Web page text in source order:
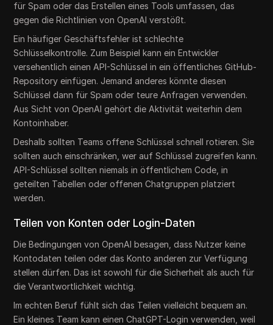
für Spam oder das Erstellen eines Tools umfassen, das
gegen die Richtlinien von OpenAI verstößt.
Ein häufiger Geschäftsfehler ist schlechte
Schlüsselkontrolle. Zum Beispiel kann ein Entwickler
versehentlich einen API-Schlüssel in ein öffentliches GitHub-
Repository einfügen. Jemand anderes könnte diesen
Schlüssel dann für Spam oder teure Anfragen verwenden.
Aus Sicht von OpenAI gehört die Aktivität weiterhin dem
Kontoinhaber.
Deshalb sollten Teams offene Schlüssel schnell rotieren. Sie
sollten auch einschränken, wer auf Schlüssel zugreifen kann.
API-Schlüssel sollten niemals in öffentlichem Code, in
geteilten Tabellen oder offenen Chatgruppen platziert
werden.
Teilen von Konten oder Login-Daten
Die Bedingungen von OpenAI besagen, dass Nutzer keine
Kontodaten teilen oder das Konto anderen zur Verfügung
stellen dürfen. Das ist sowohl für die Sicherheit als auch für
die Verantwortlichkeit wichtig.
Im echten Beruf fühlt sich das Teilen vielleicht bequem an.
Ein kleines Team kann einen ChatGPT-Login verwenden, weil